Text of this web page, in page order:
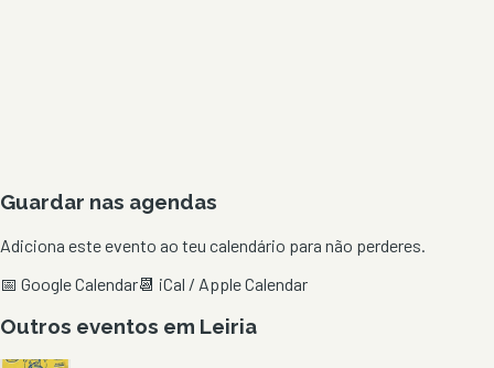
Guardar nas agendas
Adiciona este evento ao teu calendário para não perderes.
📅 Google Calendar📆 iCal / Apple Calendar
Outros eventos em Leiria